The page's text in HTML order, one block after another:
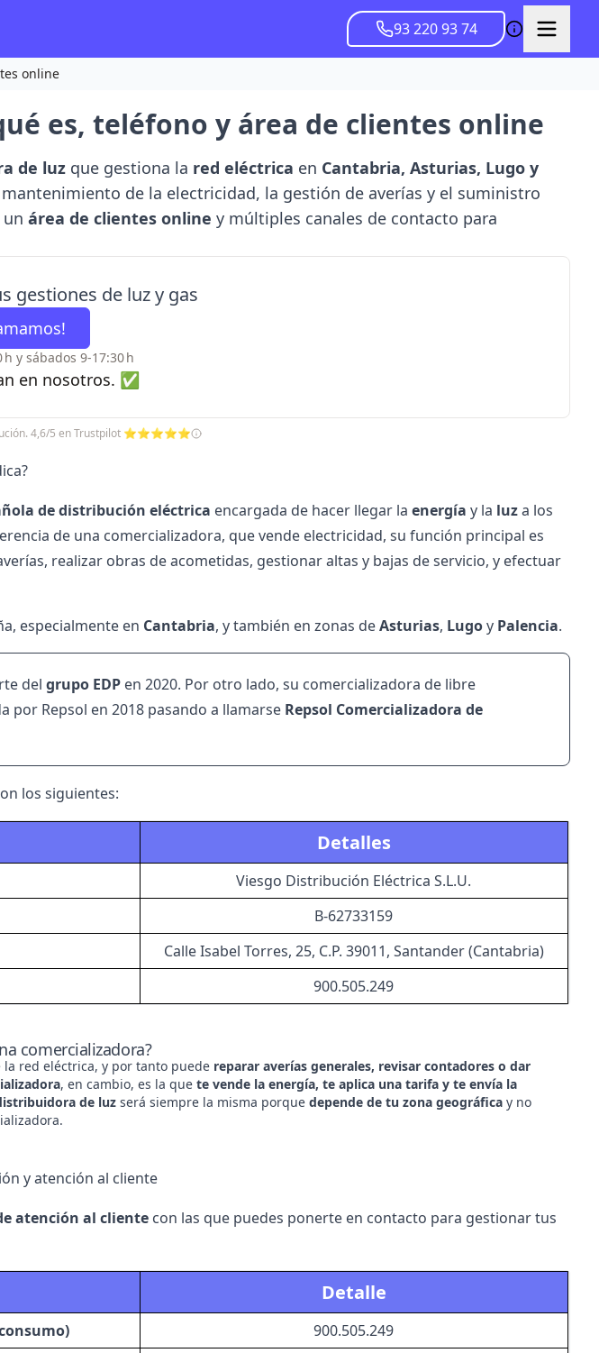
93 220 93 74
online
es, teléfono y área de clientes online
de luzque gestiona la red eléctrica en Cantabria, Asturias, Lugo y
mantenimiento de la electricidad, la gestión de averías y el suministro
un área de clientes online y múltiples canales de contacto para
gestiones de luz y gas
y sábados 9-17:30 h
en nosotros. ✅
4,6/5 en Trustpilot ⭐⭐⭐⭐⭐
dedistribución eléctrica encargada de hacer llegar la energía y la luza los
de una comercializadora, que vende electricidad, su función principal es
realizar obras de acometidas, gestionar altas y bajas de servicio, y efectuar
especialmente en Cantabria, y también en zonas deAsturias, Lugoy Palencia.
del grupo EDPen 2020. Por otro lado, su comercializadora de libre
por Repsol en 2018 pasando a llamarse Repsol Comercializadora de
los siguientes:
Detalles
Viesgo Distribución Eléctrica S.L.U.
B-62733159
Calle Isabel Torres, 25, C.P. 39011, Santander (Cantabria)
900.505.249
comercializadora?
red eléctrica, y por tanto puede reparar averías generales, revisar contadores o dar
, en cambio, es la que te vende la energía, te aplica una tarifa y te envía la
de luzserá siempre la misma porque depende de tu zona geográficay no
y atención al cliente
atención al clientecon las que puedes ponerte en contacto para gestionar tus
Detalle
900.505.249